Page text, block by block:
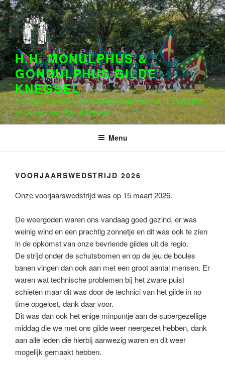
Naar
de
inhoud
springen
H.H. MONULPHUS &
GONDULPHUS GILDE
KNEGSEL
Scroll naar beneden voor meer informatie over het St. Monulphus
en Gondulphus gilde uit Knegsel
Menu
VOORJAARSWEDSTRIJD 2026
Onze voorjaarswedstrijd was op 15 maart 2026.
De weergoden waren ons vandaag goed gezind, er was
weinig wind en een prachtig zonnetje en dit was ook te zien
in de opkomst van onze bevriende gildes uit de regio.
De strijd onder de schutsbomen en op de jeu de boules
banen vingen dan ook aan met een groot aantal mensen. Er
waren wat technische problemen bij het zware puist
schieten maar dit was door de technici van het gilde in no
time opgelost, dank daar voor.
Dit was dan ook het enige minpuntje aan de supergezellige
middag die we met ons gilde weer neergezet hebben, dank
aan alle leden die hierbij aanwezig waren en dit weer
mogelijk gemaakt hebben.